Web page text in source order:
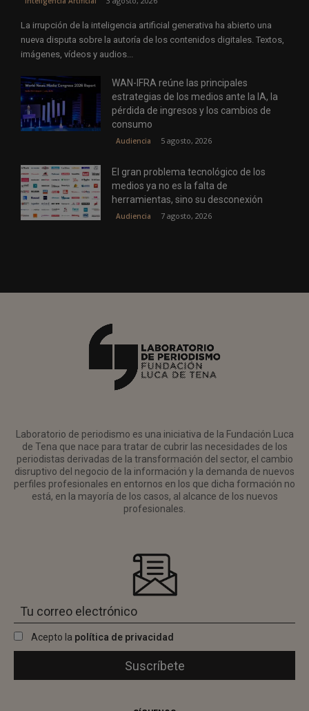
La irrupción de la inteligencia artificial generativa ha abierto una
nueva disputa sobre la autoría de los contenidos digitales. Textos,
imágenes, vídeos y audios...
WAN-IFRA reúne las principales
estrategias de los medios ante la IA, la
pérdida de ingresos y los cambios de
consumo
Audiencia 5 agosto, 2026
El gran problema tecnológico de los
medios ya no es la falta de
herramientas, sino su desconexión
Audiencia 7 agosto, 2026
Laboratorio de periodismo es una iniciativa de la Fundación Luca
de Tena que nace para tratar de cubrir las necesidades de los
periodistas derivadas de la transformación del sector, el cambio
disruptivo del negocio de la información y la demanda de nuevos
perfiles profesionales en entornos en los que dicha formación no
está, en la mayoría de los casos, al alcance de los nuevos
profesionales.
Acepto la política de privacidad